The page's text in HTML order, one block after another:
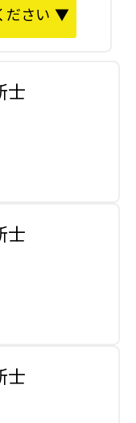
ださい
士
たい方向けのプ
士
士